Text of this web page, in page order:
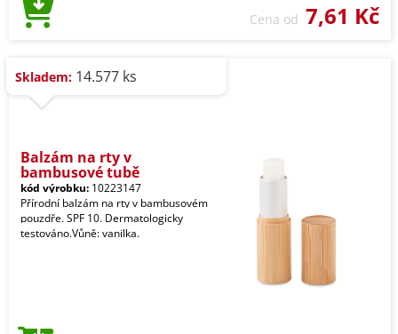
Cena od 7,61 Kč
Skladem: 14.577 ks
Balzám na rty v
bambusové tubě
kód výrobku: 10223147
Přírodní balzám na rty v bambusovém
pouzdře. SPF 10. Dermatologicky
testováno.Vůně: vanilka.